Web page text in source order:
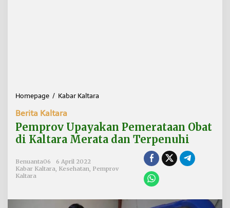
Homepage / Kabar Kaltara
p
r
o
p
Berita Kaltara
Pemprov Upayakan Pemerataan Obat
di Kaltara Merata dan Terpenuhi
Benuanta06
6 April 2022
Kabar Kaltara Kesehatan Pemprov
Kaltara